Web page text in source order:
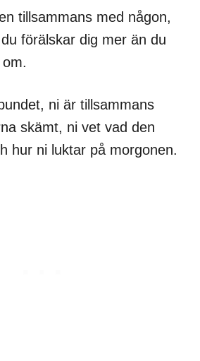
tillsammans med någon,
förälskar dig mer än du
ni är tillsammans
skämt, ni vet vad den
hur ni luktar på morgonen.